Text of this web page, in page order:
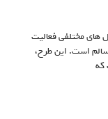
های مختلفی فعالیت
است. این طرح،
که